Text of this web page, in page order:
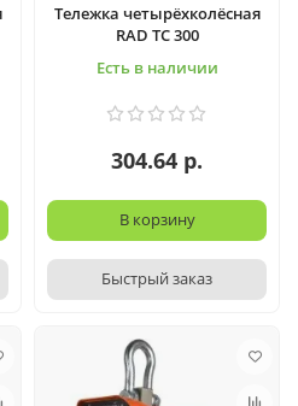
Тележка четырёхколёсная
RAD ТС 300
Есть в наличии
304.64 р.
В корзину
Быстрый заказ